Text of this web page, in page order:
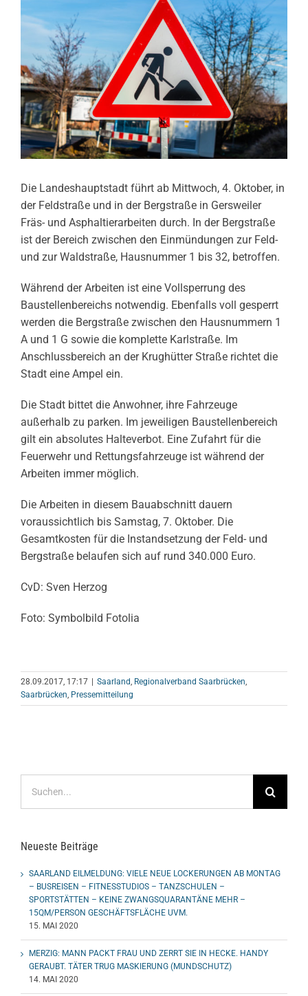
Die Landeshauptstadt führt ab Mittwoch, 4. Oktober, in
der Feldstraße und in der Bergstraße in Gersweiler
Fräs- und Asphaltierarbeiten durch. In der Bergstraße
ist der Bereich zwischen den Einmündungen zur Feld-
und zur Waldstraße, Hausnummer 1 bis 32, betroffen.
Während der Arbeiten ist eine Vollsperrung des
Baustellenbereichs notwendig. Ebenfalls voll gesperrt
werden die Bergstraße zwischen den Hausnummern 1
A und 1 G sowie die komplette Karlstraße. Im
Anschlussbereich an der Krughütter Straße richtet die
Stadt eine Ampel ein.
Die Stadt bittet die Anwohner, ihre Fahrzeuge
außerhalb zu parken. Im jeweiligen Baustellenbereich
gilt ein absolutes Halteverbot. Eine Zufahrt für die
Feuerwehr und Rettungsfahrzeuge ist während der
Arbeiten immer möglich.
Die Arbeiten in diesem Bauabschnitt dauern
voraussichtlich bis Samstag, 7. Oktober. Die
Gesamtkosten für die Instandsetzung der Feld- und
Bergstraße belaufen sich auf rund 340.000 Euro.
CvD: Sven Herzog
Foto: Symbolbild Fotolia
28.09.2017, 17:17 | Saarland Regionalverband Saarbrücken
Saarbrücken Pressemitteilung
nach:
Neueste Beiträge
SAARLAND EILMELDUNG: VIELE NEUE LOCKERUNGEN AB MONTAG
– BUSREISEN – FITNESSTUDIOS – TANZSCHULEN –
SPORTSTÄTTEN – KEINE ZWANGSQUARANTÄNE MEHR –
15QM/PERSON GESCHÄFTSFLÄCHE UVM.
15. MAI 2020
MERZIG: MANN PACKT FRAU UND ZERRT SIE IN HECKE. HANDY
GERAUBT. TÄTER TRUG MASKIERUNG (MUNDSCHUTZ)
14. MAI 2020